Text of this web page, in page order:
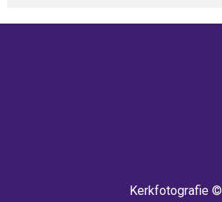
Kerkfotografie ©